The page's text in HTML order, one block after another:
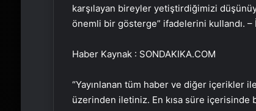
karşılayan bireyler yetiştirdiğimizi
önemli bir gösterge” ifadelerini kullandı. –
Haber Kaynak : SONDAKIKA.COM
“Yayınlanan tüm haber ve diğer içerikler
üzerinden iletiniz. En kısa süre içerisinde